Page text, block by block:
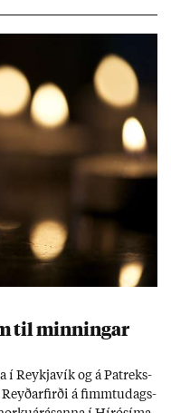
til minn­ing­ar
í Reykja­vík og á Pat­reks­
á fimmtu­dags­